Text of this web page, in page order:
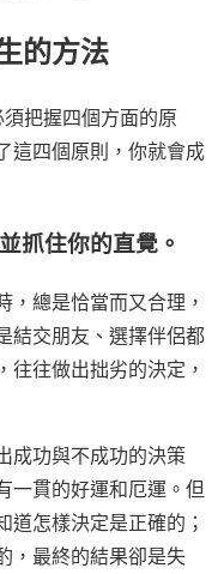
的方法
把握四個方面的原
這四個原則，你就會成
抓住你的直覺。
，總是恰當而又合理，
結交朋友、選擇伴侶都
往往做出拙劣的決定，
成功與不成功的決策
一貫的好運和厄運。但
道怎樣決定是正確的；
，最終的結果卻是失